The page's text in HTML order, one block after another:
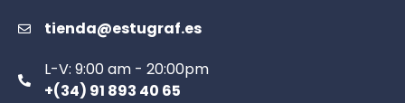
tienda@estugraf.es
L-V: 9:00 am - 20:00pm
+(34) 91 893 40 65